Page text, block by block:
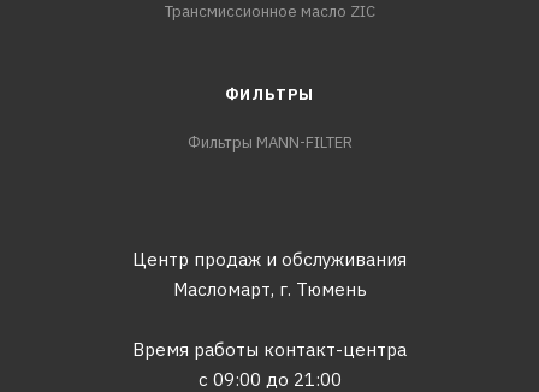
Трансмиссионное масло ZIC
ФИЛЬТРЫ
Фильтры MANN-FILTER
Центр продаж и обслуживания
Масломарт, г. Тюмень
Время работы контакт-центра
с 09:00 до 21:00